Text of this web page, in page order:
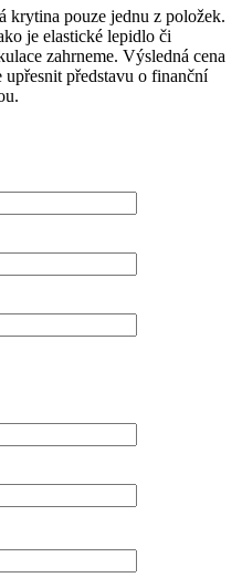
krytina pouze jednu z položek.
je elastické lepidlo či
zahrneme. Výsledná cena
upřesnit představu o finanční